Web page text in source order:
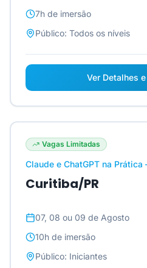
7h de imersão
Público: Todos os níveis
Ver Detalhes
Vagas Limitadas
Claude e ChatGPT na
Curitiba/PR
07, 08 ou 09 de Agosto
10h de imersão
Público: Iniciantes